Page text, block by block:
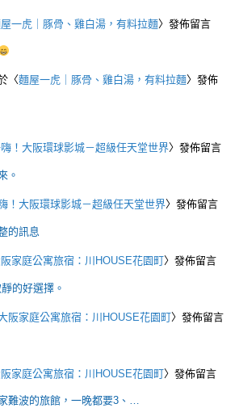
一虎｜豚骨、雞白湯，有料拉麵〉發佈留言
〈麵屋一虎｜豚骨、雞白湯，有料拉麵〉發佈
！大阪環球影城－超級任天堂世界〉發佈留言
。
！大阪環球影城－超級任天堂世界〉發佈留言
的訊息
家庭公寓旅宿：川HOUSE花園町〉發佈留言
的好選擇。
阪家庭公寓旅宿：川HOUSE花園町〉發佈留言
家庭公寓旅宿：川HOUSE花園町〉發佈留言
難波的旅館，一晚都要3、…